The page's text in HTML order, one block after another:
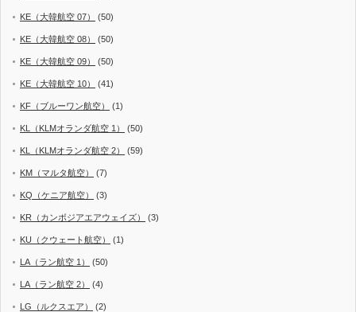
KE（大韓航空 07） (50)
KE（大韓航空 08） (50)
KE（大韓航空 09） (50)
KE（大韓航空 10） (41)
KF（ブルーワン航空） (1)
KL（KLMオランダ航空 1） (50)
KL（KLMオランダ航空 2） (59)
KM（マルタ航空） (7)
KQ（ケニア航空） (3)
KR（カンボジアエアウェイズ） (3)
KU（クウェート航空） (1)
LA（ラン航空 1） (50)
LA（ラン航空 2） (4)
LG（ルクスエア） (2)